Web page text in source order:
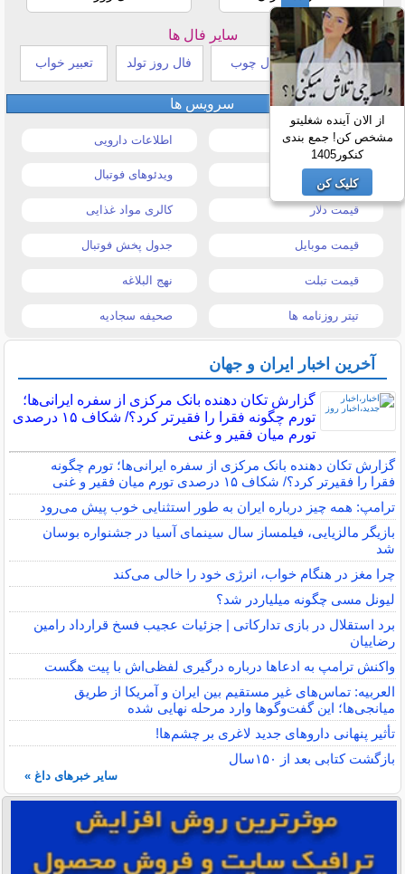
سایر فال ها
طالع بینی هندی فال چوب فال روز تولد تعبیر خواب
سرویس ها
قیمت خودرو اطلاعات دارویی
قیمت طلا و سکه ویدئوهای فوتبال
قیمت دلار کالری مواد غذایی
قیمت موبایل جدول پخش فوتبال
قیمت تبلت نهج البلاغه
تیتر روزنامه ها صحیفه سجادیه
آخرین اخبار ایران و جهان
گزارش تکان‌ دهنده بانک مرکزی از سفره ایرانی‌ها؛
تورم چگونه فقرا را فقیرتر کرد؟/ شکاف ۱۵ درصدی
تورم میان فقیر و غنی
گزارش تکان‌ دهنده بانک مرکزی از سفره ایرانی‌ها؛ تورم چگونه
فقرا را فقیرتر کرد؟/ شکاف ۱۵ درصدی تورم میان فقیر و غنی
ترامپ: همه چیز درباره ایران به طور استثنایی خوب پیش می‌رود
بازیگر مالزیایی، فیلمساز سال سینمای آسیا در جشنواره بوسان
شد
چرا مغز در هنگام خواب، انرژی خود را خالی می‌کند
لیونل مسی چگونه میلیاردر شد؟
برد استقلال در بازی تدارکاتی | جزئیات عجیب فسخ قرارداد رامین
رضاییان
واکنش ترامپ به ادعاها درباره درگیری لفظی‌اش با پیت هگست
العربیه: تماس‌های غیر مستقیم بین ایران و آمریکا از طریق
میانجی‌ها؛ این گفت‌و‌گو‌ها وارد مرحله نهایی شده
تأثیر پنهانی داروهای جدید لاغری بر چشم‌ها!
بازگشت کتابی بعد از ۱۵۰سال
سایر خبرهای داغ »
از الان آینده شغلیتو
مشخص کن! جمع بندی
کنکور1405
کلیک کن